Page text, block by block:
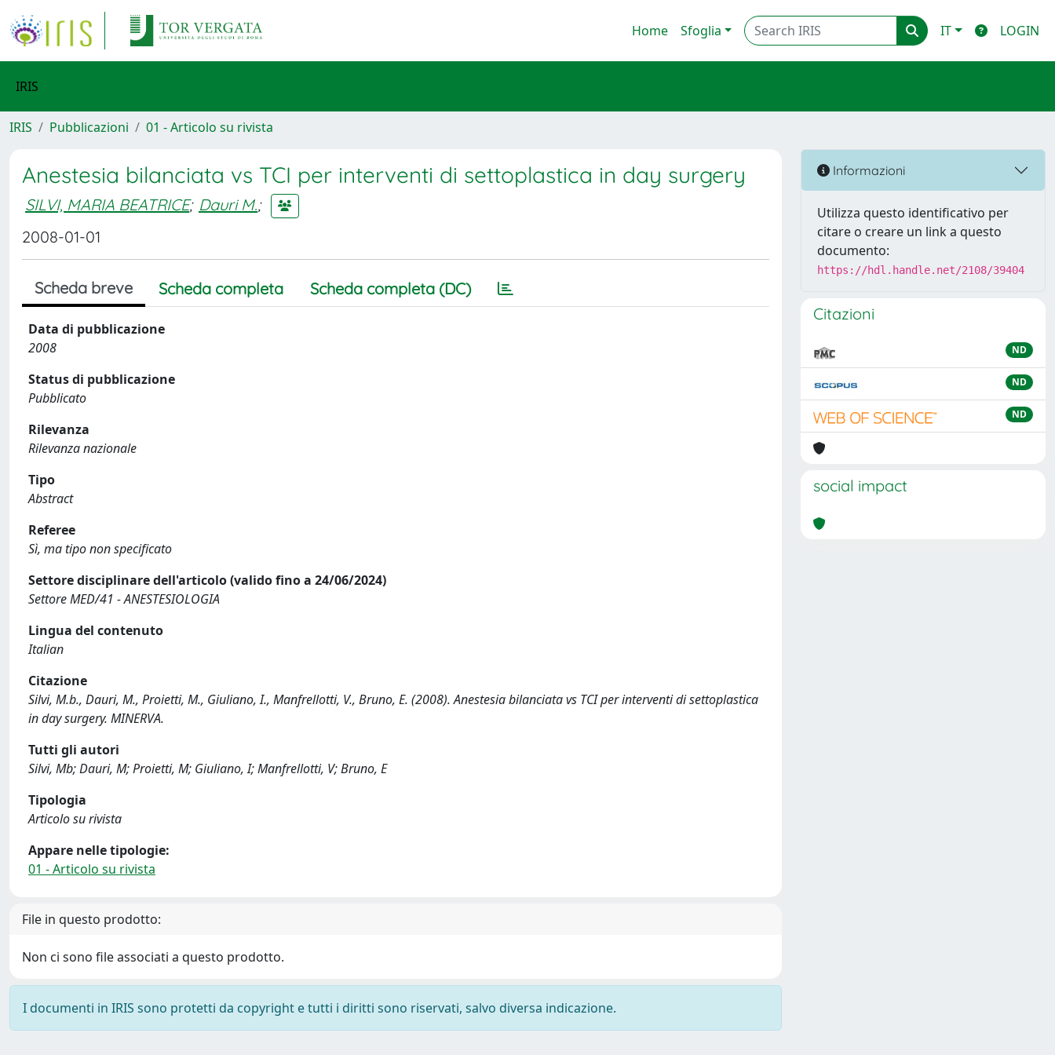
Home Sfoglia IT LOGIN
IRIS
IRIS Pubblicazioni 01 - Articolo su rivista
Anestesia bilanciata vs TCI per interventi di settoplastica in day surgery
SILVI, MARIA BEATRICE; Dauri M.;
2008-01-01
Scheda breve Scheda completa Scheda completa (DC)
Data di pubblicazione
2008
Status di pubblicazione
Pubblicato
Rilevanza
Rilevanza nazionale
Tipo
Abstract
Referee
Sì, ma tipo non specificato
Settore disciplinare dell'articolo (valido fino a 24/06/2024)
Settore MED/41 - ANESTESIOLOGIA
Lingua del contenuto
Italian
Citazione
Silvi, M.b., Dauri, M., Proietti, M., Giuliano, I., Manfrellotti, V., Bruno, E. (2008). Anestesia bilanciata vs TCI per interventi di settoplastica
in day surgery. MINERVA.
Tutti gli autori
Silvi, Mb; Dauri, M; Proietti, M; Giuliano, I; Manfrellotti, V; Bruno, E
Tipologia
Articolo su rivista
Appare nelle tipologie:
01 - Articolo su rivista
File in questo prodotto:
Non ci sono file associati a questo prodotto.
I documenti in IRIS sono protetti da copyright e tutti i diritti sono riservati, salvo diversa indicazione.
Informazioni
Utilizza questo identificativo per
citare o creare un link a questo
documento:
https://hdl.handle.net/2108/39404
Citazioni
ND
ND
ND
social impact